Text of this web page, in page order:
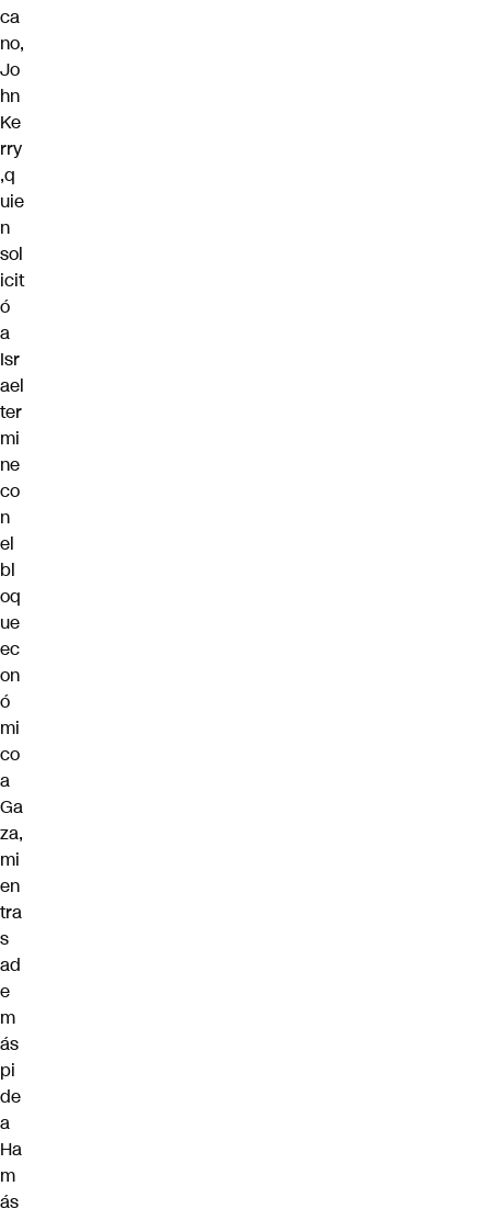
ca
no,
Jo
hn
Ke
rry
,q
uie
n
sol
icit
ó
a
Isr
ael
ter
mi
ne
co
n
el
bl
oq
ue
ec
on
ó
mi
co
a
Ga
za,
mi
en
tra
s
ad
e
m
ás
pi
de
a
Ha
m
ás